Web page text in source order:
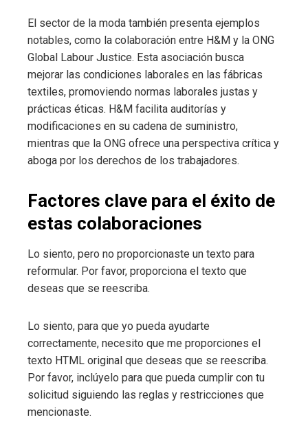
El sector de la moda también presenta ejemplos
notables, como la colaboración entre H&M y la ONG
Global Labour Justice. Esta asociación busca
mejorar las condiciones laborales en las fábricas
textiles, promoviendo normas laborales justas y
prácticas éticas. H&M facilita auditorías y
modificaciones en su cadena de suministro,
mientras que la ONG ofrece una perspectiva crítica y
aboga por los derechos de los trabajadores.
Factores clave para el éxito de
estas colaboraciones
Lo siento, pero no proporcionaste un texto para
reformular. Por favor, proporciona el texto que
deseas que se reescriba.
Lo siento, para que yo pueda ayudarte
correctamente, necesito que me proporciones el
texto HTML original que deseas que se reescriba.
Por favor, inclúyelo para que pueda cumplir con tu
solicitud siguiendo las reglas y restricciones que
mencionaste.